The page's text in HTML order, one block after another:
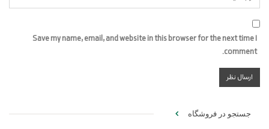
Save my name, email, and website in this browser for the next time I
comment.
جستجو در فروشگاه